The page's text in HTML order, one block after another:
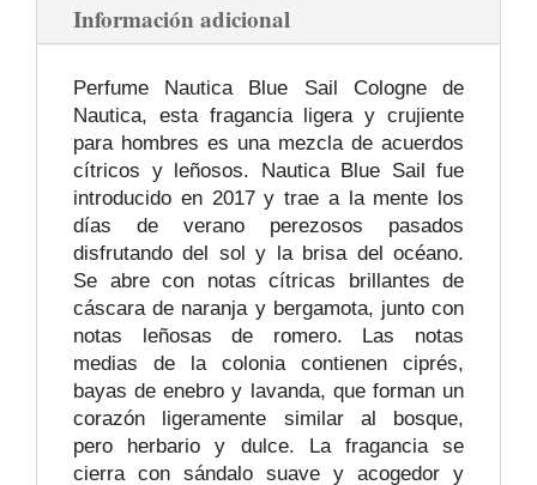
Información adicional
Perfume Nautica Blue Sail Cologne de
Nautica, esta fragancia ligera y crujiente
para hombres es una mezcla de acuerdos
cítricos y leñosos. Nautica Blue Sail fue
introducido en 2017 y trae a la mente los
días de verano perezosos pasados
disfrutando del sol y la brisa del océano.
Se abre con notas cítricas brillantes de
cáscara de naranja y bergamota, junto con
notas leñosas de romero. Las notas
medias de la colonia contienen ciprés,
bayas de enebro y lavanda, que forman un
corazón ligeramente similar al bosque,
pero herbario y dulce. La fragancia se
cierra con sándalo suave y acogedor y